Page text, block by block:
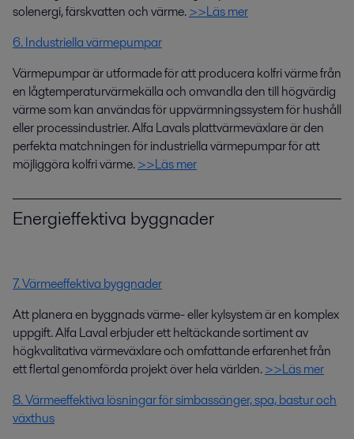
solenergi, färskvatten och värme.>>Läs mer
6. Industriella värmepumpar
Värmepumpar är utformade för att producera kolfri värme från
en lågtemperaturvärmekälla och omvandla den till högvärdig
värme som kan användas för uppvärmningssystem för hushåll
eller processindustrier. Alfa Lavals plattvärmeväxlare är den
perfekta matchningen för industriella värmepumpar för att
möjliggöra kolfri värme.>>Läs mer
Energieffektiva byggnader
7. Värmeeffektiva byggnader
Att planera en byggnads värme- eller kylsystem är en komplex
uppgift. Alfa Laval erbjuder ett heltäckande sortiment av
högkvalitativa värmeväxlare och omfattande erfarenhet från
ett flertal genomförda projekt över hela världen.>>Läs mer
8. Värmeeffektiva lösningar för simbassänger, spa, bastur och
växthus